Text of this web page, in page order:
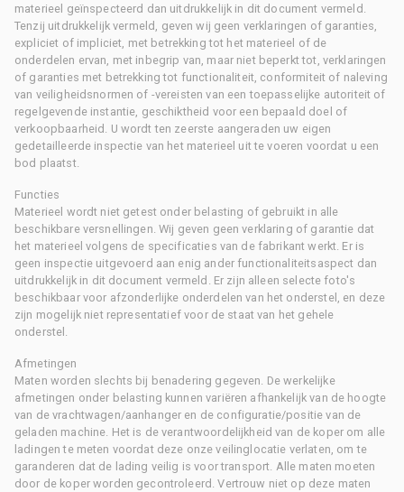
materieel geïnspecteerd dan uitdrukkelijk in dit document vermeld.
Tenzij uitdrukkelijk vermeld, geven wij geen verklaringen of garanties,
expliciet of impliciet, met betrekking tot het materieel of de
onderdelen ervan, met inbegrip van, maar niet beperkt tot, verklaringen
of garanties met betrekking tot functionaliteit, conformiteit of naleving
van veiligheidsnormen of -vereisten van een toepasselijke autoriteit of
regelgevende instantie, geschiktheid voor een bepaald doel of
verkoopbaarheid. U wordt ten zeerste aangeraden uw eigen
gedetailleerde inspectie van het materieel uit te voeren voordat u een
bod plaatst.
Functies
Materieel wordt niet getest onder belasting of gebruikt in alle
beschikbare versnellingen. Wij geven geen verklaring of garantie dat
het materieel volgens de specificaties van de fabrikant werkt. Er is
geen inspectie uitgevoerd aan enig ander functionaliteitsaspect dan
uitdrukkelijk in dit document vermeld. Er zijn alleen selecte foto's
beschikbaar voor afzonderlijke onderdelen van het onderstel, en deze
zijn mogelijk niet representatief voor de staat van het gehele
onderstel.
Afmetingen
Maten worden slechts bij benadering gegeven. De werkelijke
afmetingen onder belasting kunnen variëren afhankelijk van de hoogte
van de vrachtwagen/aanhanger en de configuratie/positie van de
geladen machine. Het is de verantwoordelijkheid van de koper om alle
ladingen te meten voordat deze onze veilinglocatie verlaten, om te
garanderen dat de lading veilig is voor transport. Alle maten moeten
door de koper worden gecontroleerd. Vertrouw niet op deze maten